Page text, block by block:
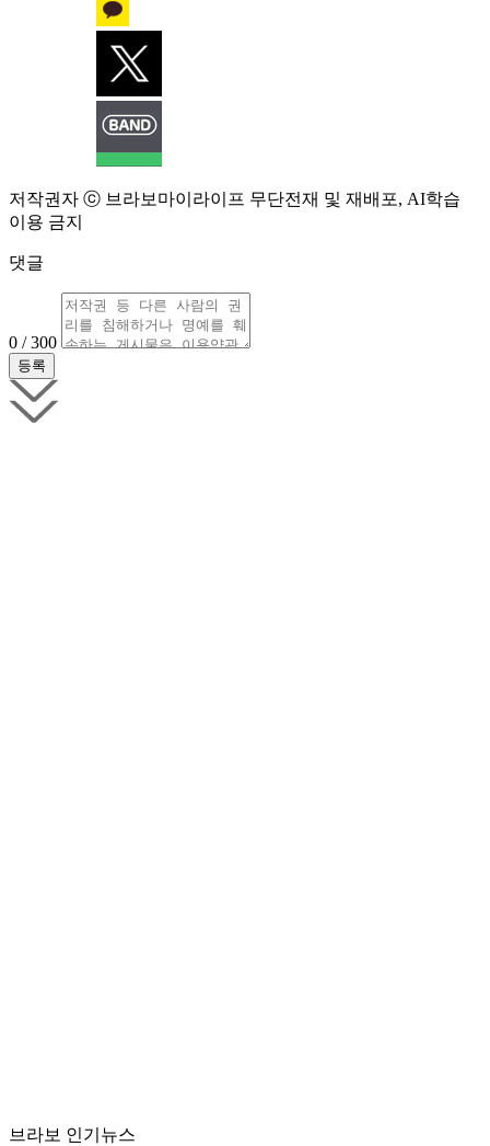
저작권자 ⓒ 브라보마이라이프 무단전재 및 재배포, AI학습
이용 금지
댓글
0 / 300
브라보 인기뉴스